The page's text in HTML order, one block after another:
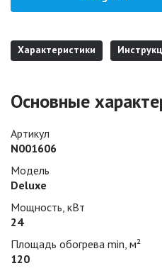
Характеристики
Основные
Артикул
N001606
Модель
Deluxe
Мощность, кВт
24
Площадь обогрева min, м²
120